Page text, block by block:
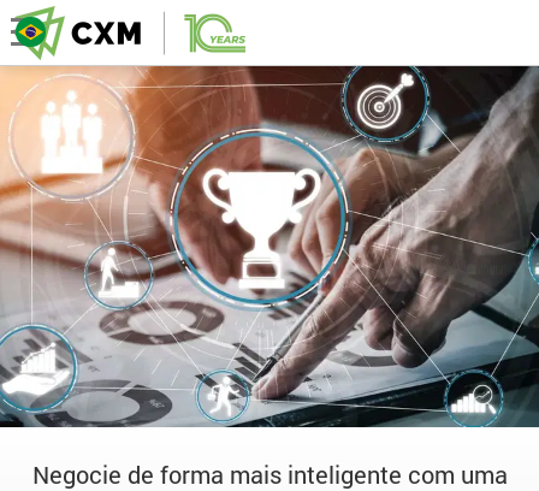
Negocie de forma mais inteligente com uma